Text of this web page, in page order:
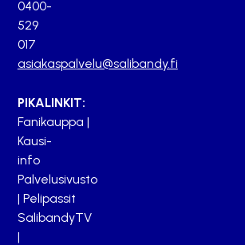
0400-
529
017
asiakaspalvelu@salibandy.fi
PIKALINKIT:
Fanikauppa |
Kausi-
info
Palvelusivusto
| Pelipassit
SalibandyTV
|